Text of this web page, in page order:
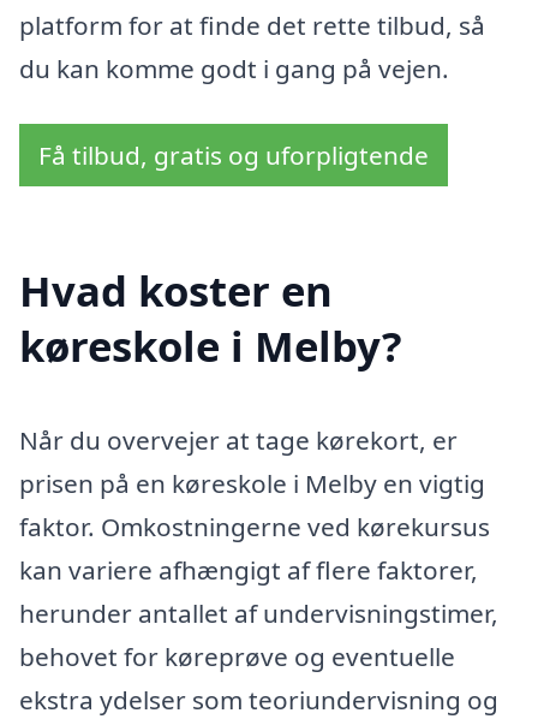
platform for at finde det rette tilbud, så
du kan komme godt i gang på vejen.
Få tilbud, gratis og uforpligtende
Hvad koster en
køreskole i Melby?
Når du overvejer at tage kørekort, er
prisen på en køreskole i Melby en vigtig
faktor. Omkostningerne ved kørekursus
kan variere afhængigt af flere faktorer,
herunder antallet af undervisningstimer,
behovet for køreprøve og eventuelle
ekstra ydelser som teoriundervisning og